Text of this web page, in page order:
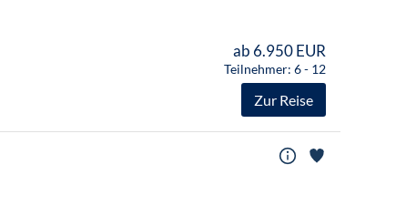
ab 6.950 EUR
Teilnehmer: 6 - 12
Zur Reise